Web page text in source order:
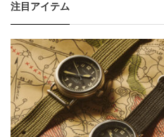
注目アイテム